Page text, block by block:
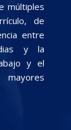
múltiples
de
entre
y la
y el